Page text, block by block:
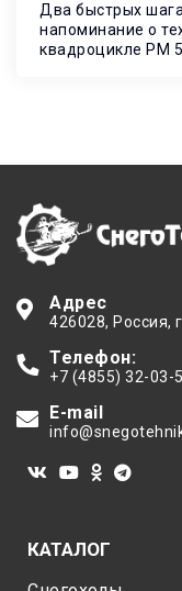
Два быстрых
напоминание о
квадроцикле РМ
Адрес
426028, Россия,
Телефон:
+7 (4855) 32-03-
E-mail
КАТАЛОГ